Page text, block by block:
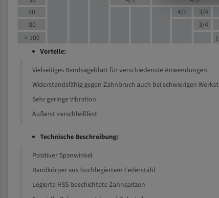
50
4/5 3/4
80
3/4
> 100
Vorteile:
Vielseitiges Bandsägeblatt für verschiedenste Anwendungen
Widerstandsfähig gegen Zahnbruch auch bei schwierigen
Sehr geringe Vibration
Äußerst verschleißfest
Technische Beschreibung:
Positiver Spanwinkel
Bandkörper aus hochlegiertem Federstahl
Legierte HSS-beschichtete Zahnspitzen